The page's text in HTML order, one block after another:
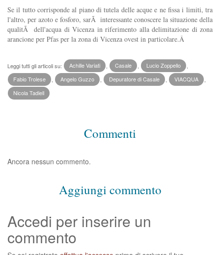
Se il tutto corrisponde al piano di tutela delle acque e ne fissa i limiti, tra
l'altro, per azoto e fosforo, sarÃ interessante conoscere la situazione della
qualitÃ dell'acqua di Vicenza in riferimento alla delimitazione di zona
arancione per Pfas per la zona di Vicenza ovest in particolare.Â
Leggi tutti gli articoli su: Achille Variati Casale Lucio Zoppello
Fabio Trolese
Angelo Guzzo Depuratore di Casale VIACQUA
Nicola Tadiell
Commenti
Ancora nessun commento.
Aggiungi commento
Accedi per inserire un
commento